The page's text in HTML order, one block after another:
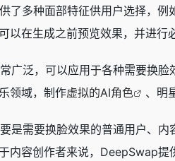
了多种面部特征供用户选择，
以在生成之前预览效果，并进行
广泛，可以应用于各种需要换
领域，制作虚拟的AI角色 、明
是需要换脸效果的普通用户、
内容创作者来说，DeepSwap